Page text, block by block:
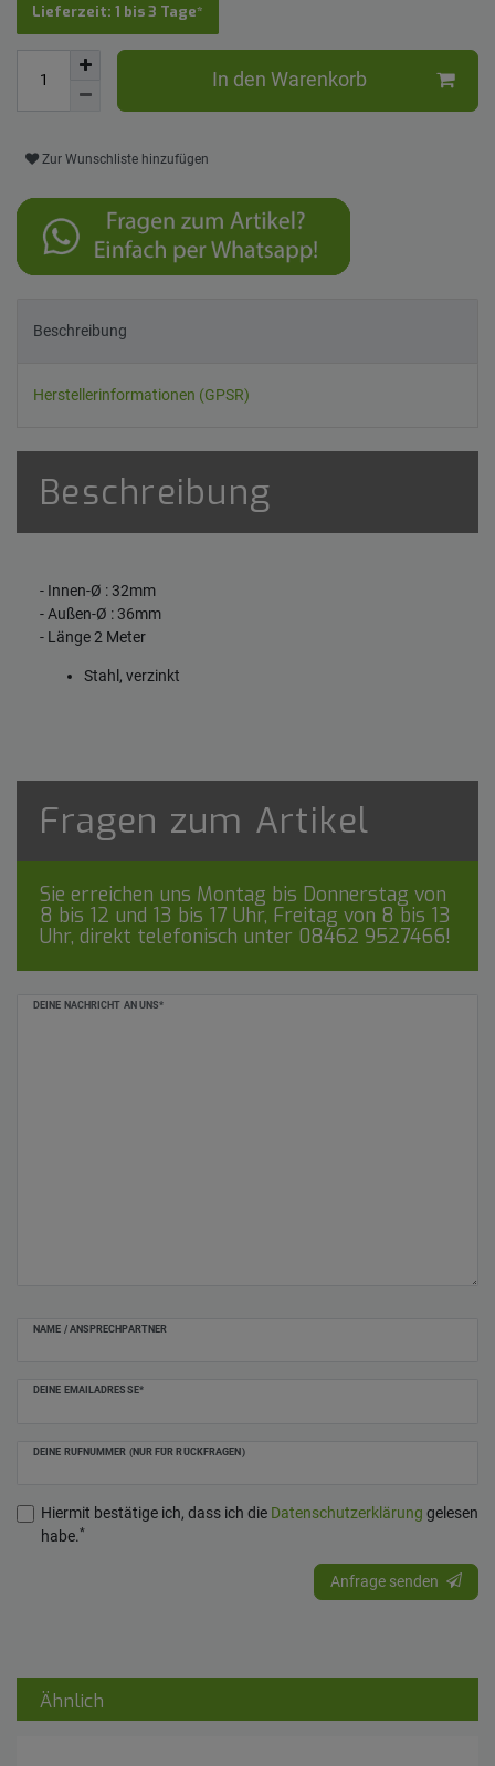
Lieferzeit: 1 bis 3 Tage*
In den Warenkorb
Zur Wunschliste hinzufügen
Beschreibung
Herstellerinformationen (GPSR)
Beschreibung
- Innen-Ø : 32mm
- Außen-Ø : 36mm
- Länge 2 Meter
Stahl, verzinkt
Fragen zum Artikel
Sie erreichen uns Montag bis Donnerstag von
8 bis 12 und 13 bis 17 Uhr, Freitag von 8 bis 13
Uhr, direkt telefonisch unter 08462 9527466!
DEINE NACHRICHT AN UNS*
NAME / ANSPRECHPARTNER
DEINE EMAILADRESSE*
DEINE RUFNUMMER (NUR FÜR RÜCKFRAGEN)
Hiermit bestätige ich, dass ich die Daten­schutz­erklärung gelesen
habe.*
Ceres::Template.mailFormHoneypotLabel
Anfrage senden
Ähnlich